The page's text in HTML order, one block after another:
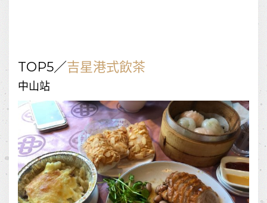
TOP5／吉星港式飲茶
中山站